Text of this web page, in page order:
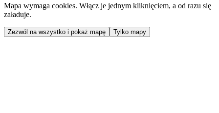
Mapa wymaga cookies. Włącz je jednym kliknięciem, a od razu się
załaduje.
Zezwól na wszystko i pokaż mapę Tylko mapy